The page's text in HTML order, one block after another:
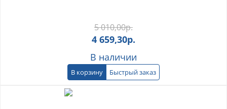
5 010,00р.
4 659,30р.
В наличии
В корзину Быстрый заказ